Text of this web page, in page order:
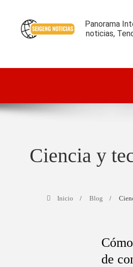
Panorama
noticias,
Ciencia y
Inicio Blog
de